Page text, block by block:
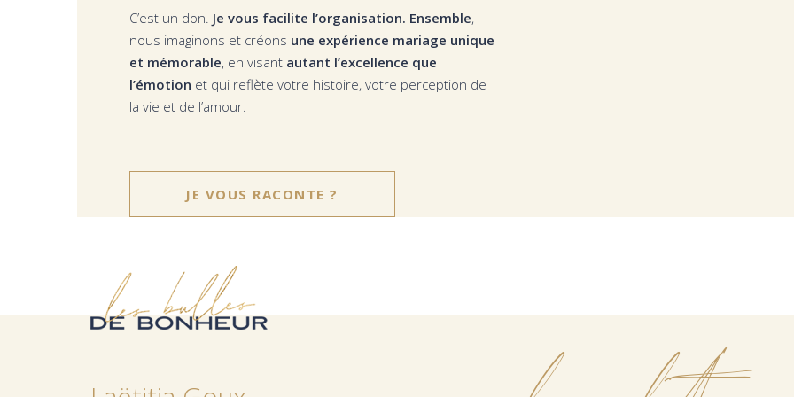
C’est un don. Je vous facilite l’organisation. Ensemble,
nous imaginons et créons une expérience mariage unique
et mémorable, en visant autant l’excellence que
l’émotion et qui reflète votre histoire, votre perception de
la vie et de l’amour.
JE VOUS RACONTE ?